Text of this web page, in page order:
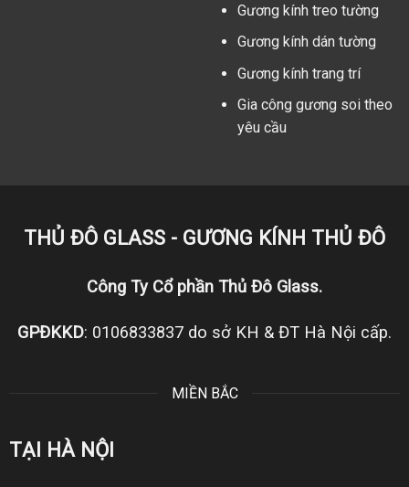
Gương kính treo tường
Gương kính dán tường
Gương kính trang trí
Gia công gương soi theo
yêu cầu
THỦ ĐÔ GLASS - GƯƠNG KÍNH THỦ ĐÔ
Công Ty Cổ phần Thủ Đô Glass.
GPĐKKD: 0106833837 do sở KH & ĐT Hà Nội cấp.
MIỀN BẮC
TẠI HÀ NỘI